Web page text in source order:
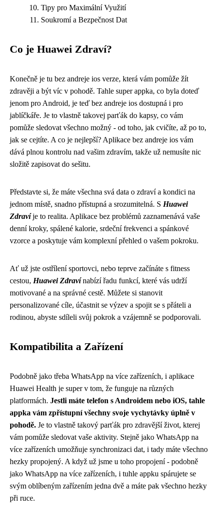
Tipy pro Maximální Využití
Soukromí a Bezpečnost Dat
Co je Huawei Zdraví?
Konečně je tu bez andreje ios verze, která vám pomůže žít
zdravěji a být víc v pohodě. Tahle super appka, co byla doteď
jenom pro Android, je teď bez andreje ios dostupná i pro
jablíčkáře. Je to vlastně takovej parťák do kapsy, co vám
pomůže sledovat všechno možný - od toho, jak cvičíte, až po to,
jak se cejtíte. A co je nejlepší? Aplikace bez andreje ios vám
dává plnou kontrolu nad vašim zdravím, takže už nemusíte nic
složitě zapisovat do sešitu.
Představte si, že máte všechna svá data o zdraví a kondici na
jednom místě, snadno přístupná a srozumitelná. S Huawei
Zdravíje to realita. Aplikace bez problémů zaznamenává vaše
denní kroky, spálené kalorie, srdeční frekvenci a spánkové
vzorce a poskytuje vám komplexní přehled o vašem pokroku.
Ať už jste ostřílení sportovci, nebo teprve začínáte s fitness
cestou, Huawei Zdravínabízí řadu funkcí, které vás udrží
motivované a na správné cestě. Můžete si stanovit
personalizované cíle, účastnit se výzev a spojit se s přáteli a
rodinou, abyste sdíleli svůj pokrok a vzájemně se podporovali.
Kompatibilita a Zařízení
Podobně jako třeba WhatsApp na více zařízeních, i aplikace
Huawei Health je super v tom, že funguje na různých
platformách. Jestli máte telefon s Androidem nebo iOS, tahle
appka vám zpřístupní všechny svoje vychytávky úplně v
pohodě. Je to vlastně takový parťák pro zdravější život, kterej
vám pomůže sledovat vaše aktivity. Stejně jako WhatsApp na
více zařízeních umožňuje synchronizaci dat, i tady máte všechno
hezky propojený. A když už jsme u toho propojení - podobně
jako WhatsApp na více zařízeních, i tuhle appku spárujete se
svým oblíbeným zařízením jedna dvě a máte pak všechno hezky
při ruce.